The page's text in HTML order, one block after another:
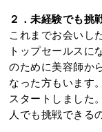
２．未経験でも挑
これまでお会いし
トップセールスに
のために美容師か
なった方もいます
スタートしました
人でも挑戦できる